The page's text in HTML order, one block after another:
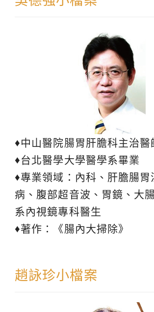
♦中山醫院腸胃肝膽科主治醫
♦台北醫學大學醫學系畢業
♦專業領域：內科、肝膽腸胃
病、腹部超音波、胃鏡、大
系內視鏡專科醫生
♦著作：《腸內大掃除》
趙詠珍小檔案